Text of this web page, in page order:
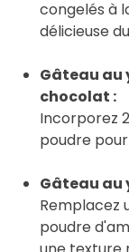
congelés à
délicieuse
Gâteau au
chocolat :
Incorporez
poudre
Gâteau au
Remplacez
poudre